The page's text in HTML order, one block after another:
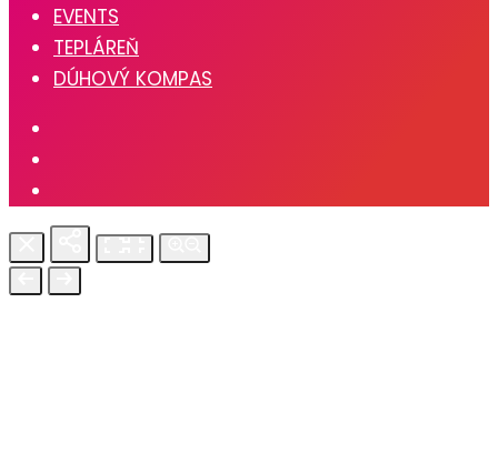
EVENTS
TEPLÁREŇ
DÚHOVÝ KOMPAS